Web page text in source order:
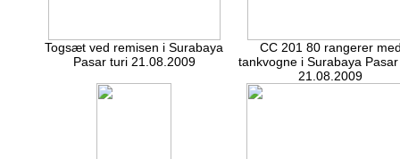
Togsæt ved remisen i Surabaya
Pasar turi 21.08.2009
CC 201 80 rangerer
tankvogne i Surabaya
21.08.2009